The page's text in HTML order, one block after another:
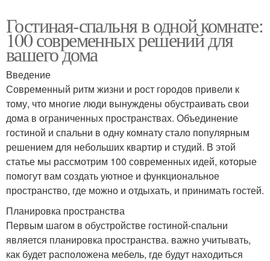
Гостиная-спальня в одной комнате:
100 современных решений для
вашего дома
Введение
Современный ритм жизни и рост городов привели к
тому, что многие люди вынуждены обустраивать свои
дома в ограниченных пространствах. Объединение
гостиной и спальни в одну комнату стало популярным
решением для небольших квартир и студий. В этой
статье мы рассмотрим 100 современных идей, которые
помогут вам создать уютное и функциональное
пространство, где можно и отдыхать, и принимать гостей.
Планировка пространства
Первым шагом в обустройстве гостиной-спальни
является планировка пространства. важно учитывать,
как будет расположена мебель, где будут находиться